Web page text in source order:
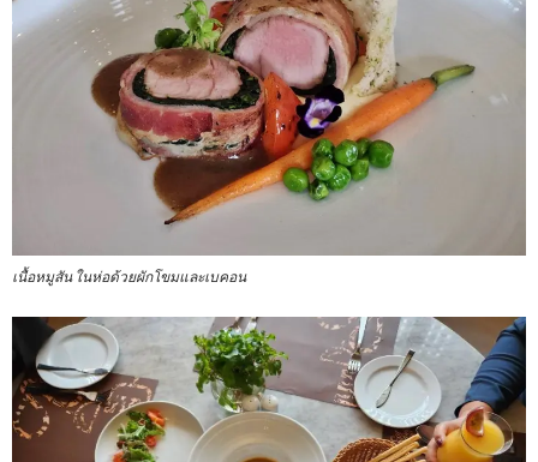
เนื้อหมูสัน ในห่อด้วยผักโขมและเบคอน